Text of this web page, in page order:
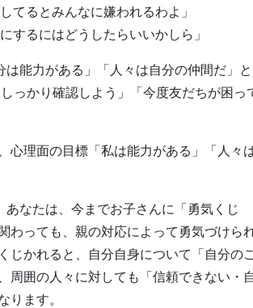
てるとみんなに嫌われるわよ」
するにはどうしたらいいかしら」
能力がある」「人々は自分の仲間だ」と
っかり確認しよう」「今度友だちが困っ
心理面の目標「私は能力がある」「人々
なたは、今までお子さんに「勇気くじ
っても、親の対応によって勇気づけら
じかれると、自分自身について「自分のこ
周囲の人々に対しても「信頼できない・
ります。